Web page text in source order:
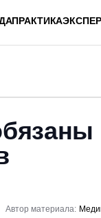
ПРАКТИКА
Автор материала: